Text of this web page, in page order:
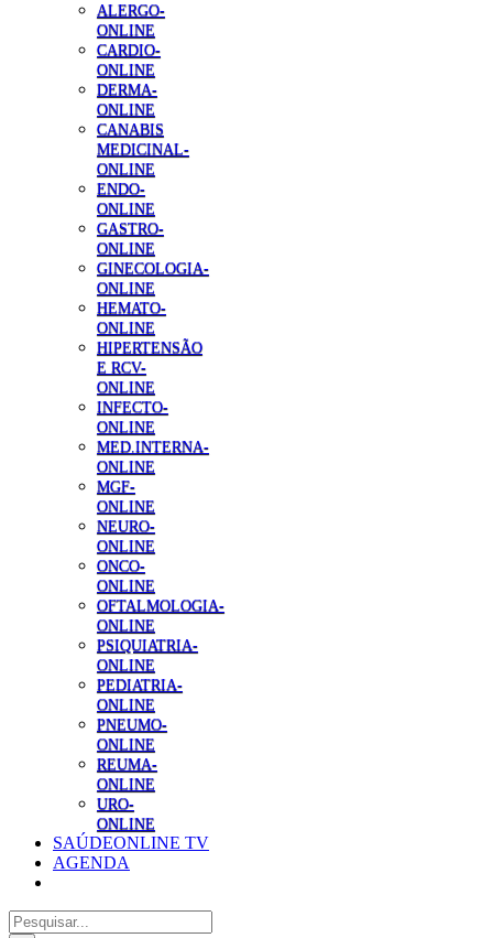
ALERGO-
ONLINE
CARDIO-
ONLINE
DERMA-
ONLINE
CANABIS
MEDICINAL-
ONLINE
ENDO-
ONLINE
GASTRO-
ONLINE
GINECOLOGIA-
ONLINE
HEMATO-
ONLINE
HIPERTENSÃO
E RCV-
ONLINE
INFECTO-
ONLINE
MED.INTERNA-
ONLINE
MGF-
ONLINE
NEURO-
ONLINE
ONCO-
ONLINE
OFTALMOLOGIA-
ONLINE
PSIQUIATRIA-
ONLINE
PEDIATRIA-
ONLINE
PNEUMO-
ONLINE
REUMA-
ONLINE
URO-
ONLINE
SAÚDEONLINE TV
AGENDA
Pesquisar